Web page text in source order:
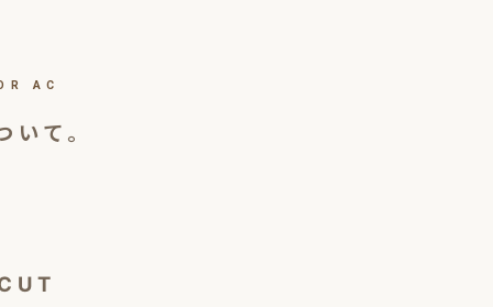
AC
いて。